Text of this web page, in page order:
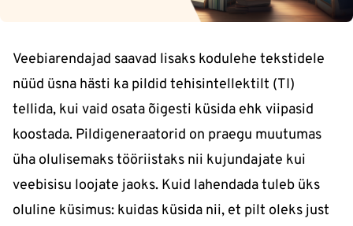
Veebiarendajad saavad lisaks kodulehe tekstidele
nüüd üsna hästi ka pildid tehisintellektilt (TI)
tellida, kui vaid osata õigesti küsida ehk viipasid
koostada. Pildigeneraatorid on praegu muutumas
üha olulisemaks tööriistaks nii kujundajate kui
veebisisu loojate jaoks. Kuid lahendada tuleb üks
oluline küsimus: kuidas küsida nii, et pilt oleks just